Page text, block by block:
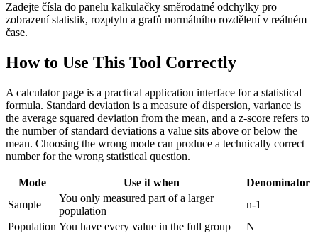
Zadejte čísla do panelu kalkulačky směrodatné odchylky pro
zobrazení statistik, rozptylu a grafů normálního rozdělení v reálném
čase.
How to Use This Tool Correctly
A calculator page is a practical application interface for a statistical
formula. Standard deviation is a measure of dispersion, variance is
the average squared deviation from the mean, and a z-score refers to
the number of standard deviations a value sits above or below the
mean. Choosing the wrong mode can produce a technically correct
number for the wrong statistical question.
Mode Use it when
Denominator
Sample
You only measured part of a larger
population
n-1
Population You have every value in the full group N